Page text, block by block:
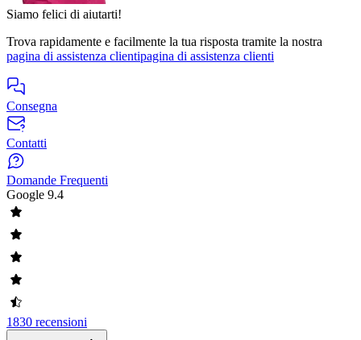
Siamo felici di aiutarti!
Trova rapidamente e facilmente la tua risposta tramite la nostra
pagina di assistenza clientipagina di assistenza clienti
Consegna
Contatti
Domande Frequenti
Google 9.4
1830 recensioni